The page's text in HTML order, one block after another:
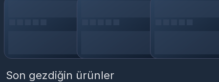
Son gezdiğin ürünler